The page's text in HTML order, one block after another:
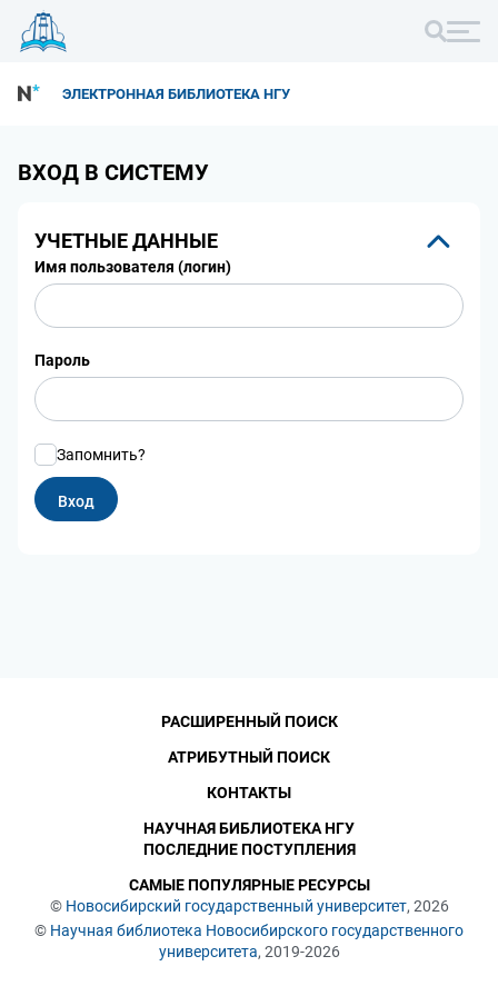
ЭЛЕКТРОННАЯ БИБЛИОТЕКА НГУ
ВХОД В СИСТЕМУ
УЧЕТНЫЕ ДАННЫЕ
Имя пользователя (логин)
Пароль
Запомнить?
© Новосибирский государственный университет, 2026
© Научная библиотека Новосибирского государственного
университета, 2019-2026
РАСШИРЕННЫЙ ПОИСК
АТРИБУТНЫЙ ПОИСК
КОНТАКТЫ
НАУЧНАЯ БИБЛИОТЕКА НГУ
ПОСЛЕДНИЕ ПОСТУПЛЕНИЯ
САМЫЕ ПОПУЛЯРНЫЕ РЕСУРСЫ